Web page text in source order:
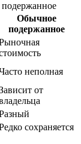
подержанное
Обычное
подержанное
неполная
от
сохраняется